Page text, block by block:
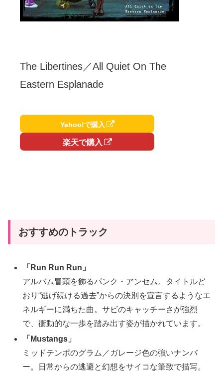
The Libertines／All Quiet On The
Eastern Esplanade
Yahoo!で購入
楽天で購入
おすすめのトラック
「Run Run Run」
アルバム冒頭を飾るパンク・アンセム。タイトルど
おり“逃げ続ける過去”からの決別を宣言するようなエ
ネルギーに満ちた曲。サビのキャッチーさが強烈
で、衝動的な一歩を踏み出す姿が描かれています。
「Mustangs」
ミッドテンポのグラム／ガレージ色の強いナンバ
ー。日常からの逃避と幻想をサイコな筆致で描写。